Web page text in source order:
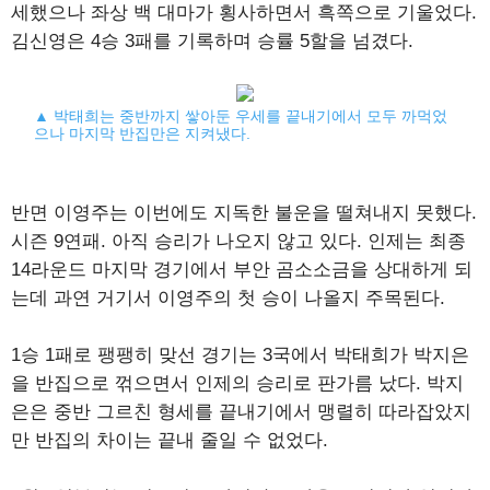
세했으나 좌상 백 대마가 횡사하면서 흑쪽으로 기울었다.
김신영은 4승 3패를 기록하며 승률 5할을 넘겼다.
▲ 박태희는 중반까지 쌓아둔 우세를 끝내기에서 모두 까먹었
으나 마지막 반집만은 지켜냈다.
반면 이영주는 이번에도 지독한 불운을 떨쳐내지 못했다.
시즌 9연패. 아직 승리가 나오지 않고 있다. 인제는 최종
14라운드 마지막 경기에서 부안 곰소소금을 상대하게 되
는데 과연 거기서 이영주의 첫 승이 나올지 주목된다.
1승 1패로 팽팽히 맞선 경기는 3국에서 박태희가 박지은
을 반집으로 꺾으면서 인제의 승리로 판가름 났다. 박지
은은 중반 그르친 형세를 끝내기에서 맹렬히 따라잡았지
만 반집의 차이는 끝내 줄일 수 없었다.